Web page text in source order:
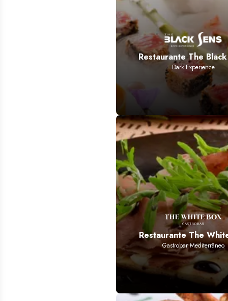
Restaurante The
Dark Experience
Restaurante The
Gastrobar Mediterrâneo